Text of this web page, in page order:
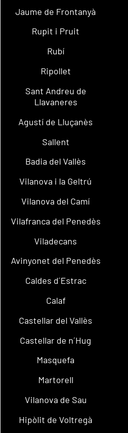
Jaume de Frontanyà
Rupit i Pruit
Rubí
Ripollet
Sant Andreu de
Llavaneres
Agustí de Lluçanès
Sallent
Badia del Vallès
Vilanova i la Geltrú
Vilanova del Camí
Vilafranca del Penedès
Viladecans
Avinyonet del Penedès
Caldes d´Estrac
Calaf
Castellar del Vallès
Castellar de n´Hug
Masquefa
Martorell
Vilanova de Sau
Hipòlit de Voltregà